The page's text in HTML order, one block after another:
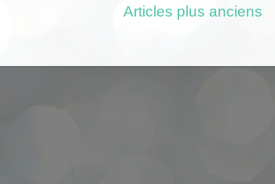
Articles plus anciens